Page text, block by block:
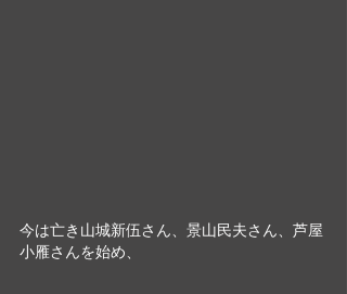
今は亡き山城新伍さん、景山民夫さん、芦屋
小雁さんを始め、